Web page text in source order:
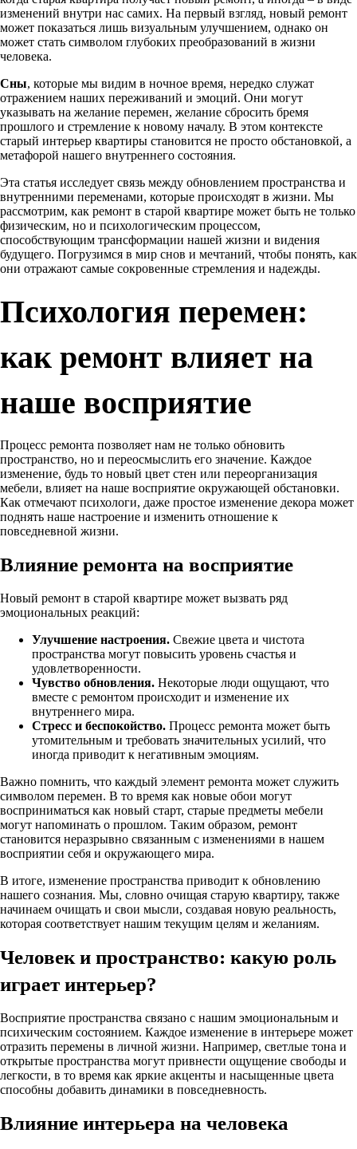
изменений внутри нас самих. На первый взгляд, новый ремонт
может показаться лишь визуальным улучшением, однако он
может стать символом глубоких преобразований в жизни
человека.
Сны, которые мы видим в ночное время, нередко служат
отражением наших переживаний и эмоций. Они могут
указывать на желание перемен, желание сбросить бремя
прошлого и стремление к новому началу. В этом контексте
старый интерьер квартиры становится не просто обстановкой, а
метафорой нашего внутреннего состояния.
Эта статья исследует связь между обновлением пространства и
внутренними переменами, которые происходят в жизни. Мы
рассмотрим, как ремонт в старой квартире может быть не только
физическим, но и психологическим процессом,
способствующим трансформации нашей жизни и видения
будущего. Погрузимся в мир снов и мечтаний, чтобы понять, как
они отражают самые сокровенные стремления и надежды.
Психология перемен:
как ремонт влияет на
наше восприятие
Процесс ремонта позволяет нам не только обновить
пространство, но и переосмыслить его значение. Каждое
изменение, будь то новый цвет стен или переорганизация
мебели, влияет на наше восприятие окружающей обстановки.
Как отмечают психологи, даже простое изменение декора может
поднять наше настроение и изменить отношение к
повседневной жизни.
Влияние ремонта на восприятие
Новый ремонт в старой квартире может вызвать ряд
эмоциональных реакций:
Улучшение настроения. Свежие цвета и чистота
пространства могут повысить уровень счастья и
удовлетворенности.
Чувство обновления. Некоторые люди ощущают, что
вместе с ремонтом происходит и изменение их
внутреннего мира.
Стресс и беспокойство. Процесс ремонта может быть
утомительным и требовать значительных усилий, что
иногда приводит к негативным эмоциям.
Важно помнить, что каждый элемент ремонта может служить
символом перемен. В то время как новые обои могут
восприниматься как новый старт, старые предметы мебели
могут напоминать о прошлом. Таким образом, ремонт
становится неразрывно связанным с изменениями в нашем
восприятии себя и окружающего мира.
В итоге, изменение пространства приводит к обновлению
нашего сознания. Мы, словно очищая старую квартиру, также
начинаем очищать и свои мысли, создавая новую реальность,
которая соответствует нашим текущим целям и желаниям.
Человек и пространство: какую роль
играет интерьер?
Восприятие пространства связано с нашим эмоциональным и
психическим состоянием. Каждое изменение в интерьере может
отразить перемены в личной жизни. Например, светлые тона и
открытые пространства могут привнести ощущение свободы и
легкости, в то время как яркие акценты и насыщенные цвета
способны добавить динамики в повседневность.
Влияние интерьера на человека